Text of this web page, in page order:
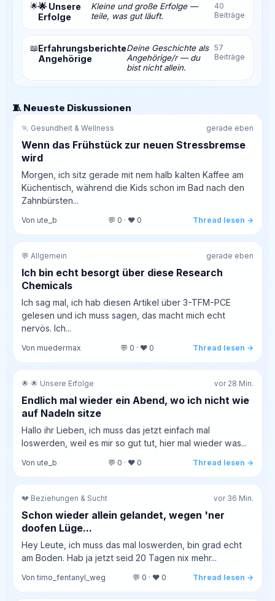
🌟🌟 Unsere
Erfolge
Kleine und große Erfolge —
teile, was gut läuft.
40
Beiträge
📖Erfahrungsberichte
Angehörige
Deine Geschichte als
Angehörige/r — du
bist nicht allein.
57
Beiträge
🧵 Neueste Diskussionen
🏃 Gesundheit & Wellness gerade eben
Wenn das Frühstück zur neuen Stressbremse
wird
Morgen, ich sitz gerade mit nem halb kalten Kaffee am
Küchentisch, während die Kids schon im Bad nach den
Zahnbürsten...
Von ute_b 💬 0 · ❤️ 0 Thread lesen →
💬 Allgemein gerade eben
Ich bin echt besorgt über diese Research
Chemicals
Ich sag mal, ich hab diesen Artikel über 3-TFM-PCE
gelesen und ich muss sagen, das macht mich echt
nervös. Ich...
Von muedermax 💬 0 · ❤️ 0 Thread lesen →
🌟 🌟 Unsere Erfolge vor 28 Min.
Endlich mal wieder ein Abend, wo ich nicht wie
auf Nadeln sitze
Hallo ihr Lieben, ich muss das jetzt einfach mal
loswerden, weil es mir so gut tut, hier mal wieder was...
Von ute_b 💬 0 · ❤️ 0 Thread lesen →
💔 Beziehungen & Sucht vor 36 Min.
Schon wieder allein gelandet, wegen 'ner
doofen Lüge...
Hey Leute, ich muss das mal loswerden, bin grad echt
am Boden. Hab ja jetzt seid 20 Tagen nix mehr...
Von timo_fentanyl_weg 💬 0 · ❤️ 0 Thread lesen →